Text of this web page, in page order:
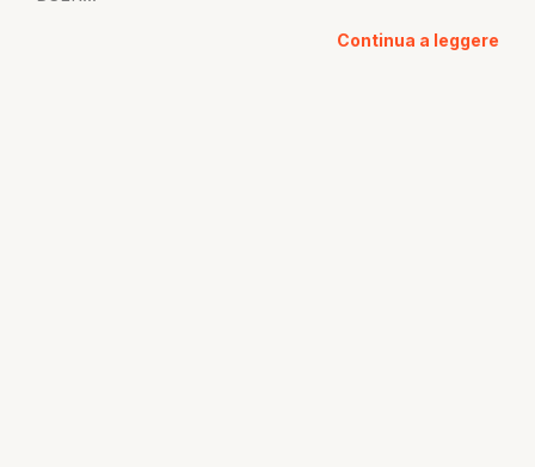
Continua a leggere